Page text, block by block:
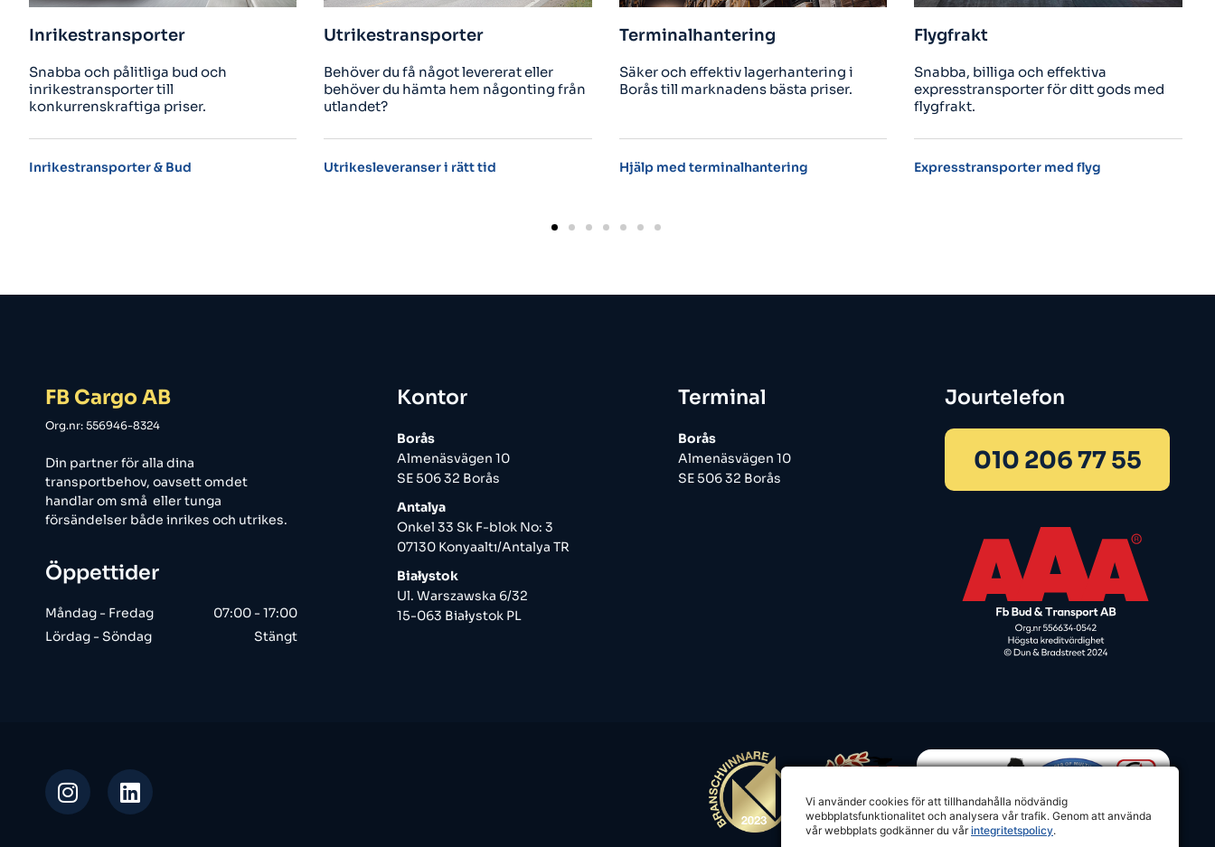
Vi använder cookies för att tillhandahålla nödvändig
webbplatsfunktionalitet och analysera vår trafik. Genom att använda
vår webbplats godkänner du vårintegritetspolicy.
Utrikestransporter
Behöver du få något levererat eller
behöver du hämta hem någonting från
utlandet?
Utrikesleveranser i rätt tid
Terminalhantering
Säker och effektiv lagerhantering i
Borås till marknadens bästa priser.
Hjälp med terminalhantering
Flygfrakt
Snabba, billiga och effektiva
expresstransporter för ditt gods med
Expresstransporter med flyg
Sjöfrakt
Kom ner i transportkostnad avsevärt
när du väljer sjöfrakt genom oss.​
Boka sjöfrakt för ditt gods
FB Cargo AB
Org.nr: 556946-8324
Din partner för alla dina
transportbehov, oavsett omdet
handlar om små eller tunga
försändelser både inrikes och utrikes.
Öppettider
Måndag - Fredag
Lördag - Söndag
07:00 - 17:00
Stängt
Kontor
Borås
Almenäsvägen 10
SE 506 32 Borås
Antalya
Onkel 33 Sk F-blok No: 3
07130 Konyaaltı/Antalya TR
Białystok
Ul. Warszawska 6/32
15-063 Białystok PL
Terminal
Borås
Almenäsvägen 10
SE 506 32 Borås
Jourtelefon
010 206 77 55